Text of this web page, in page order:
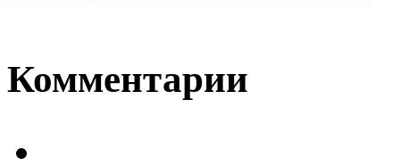
Комментарии